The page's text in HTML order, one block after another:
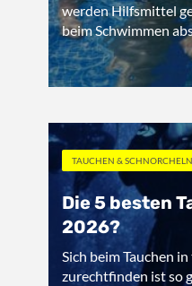
werden Hilfsmittel
beim Schwimmen
TAUCHEN & SCHNORCHELN
Die 5 besten
2026?
Sich beim Tauchen
zurechtfinden ist so